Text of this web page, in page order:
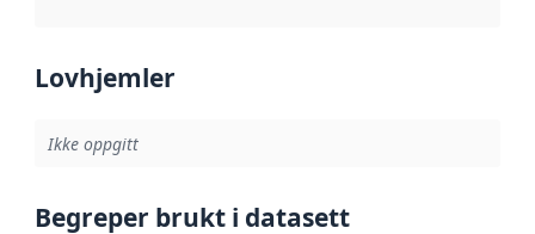
Lovhjemler
Ikke oppgitt
Begreper brukt i datasett